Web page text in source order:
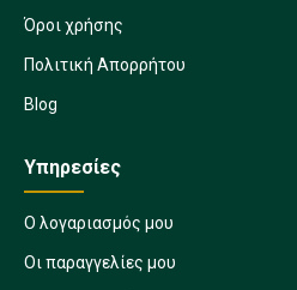
Όροι χρήσης
Πολιτική Απορρήτου
Blog
Υπηρεσίες
Ο λογαριασμός μου
Οι παραγγελίες μου